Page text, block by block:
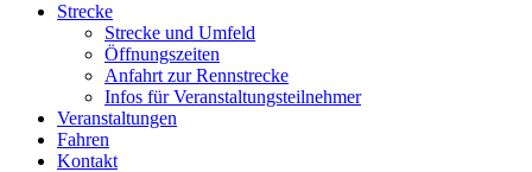
Strecke
Strecke und Umfeld
Öffnungszeiten
Anfahrt zur Rennstrecke
Infos für Veranstaltungsteilnehmer
Veranstaltungen
Fahren
Kontakt